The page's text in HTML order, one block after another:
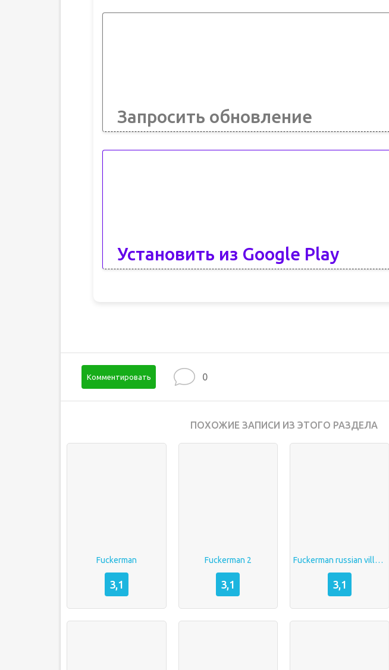
Запросить обновление
Установить из Google Play
Комментировать 0
ПОХОЖИЕ ЗАПИСИ ИЗ ЭТОГО РАЗДЕЛА
Fuckerman
3,1
Fuckerman 2
3,1
Fuckerman russian village
3,1